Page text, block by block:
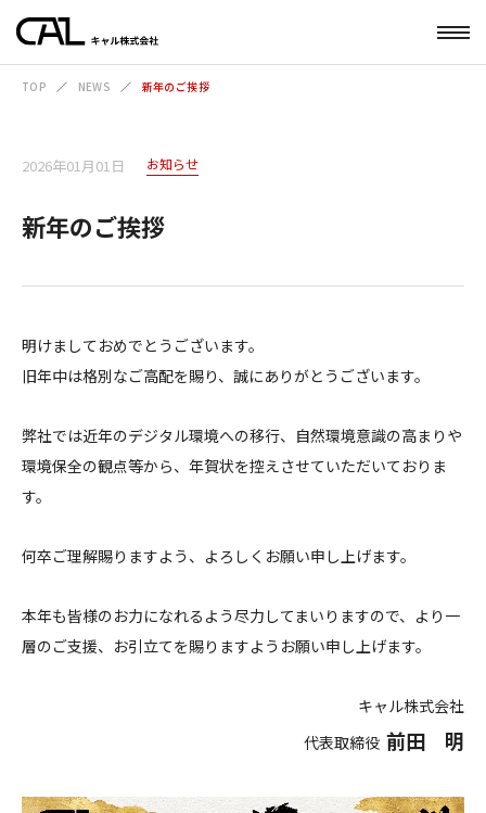
TOP NEWS 新年のご挨拶
2026年01月01日 お知らせ
新年のご挨拶
明けましておめでとうございます。
旧年中は格別なご高配を賜り、誠にありがとうございます。
弊社では近年のデジタル環境への移行、自然環境意識の高まりや
環境保全の観点等から、年賀状を控えさせていただいておりま
す。
何卒ご理解賜りますよう、よろしくお願い申し上げます。
本年も皆様のお力になれるよう尽力してまいりますので、より一
層のご支援、お引立てを賜りますようお願い申し上げます。
キャル株式会社
代表取締役 前田 明